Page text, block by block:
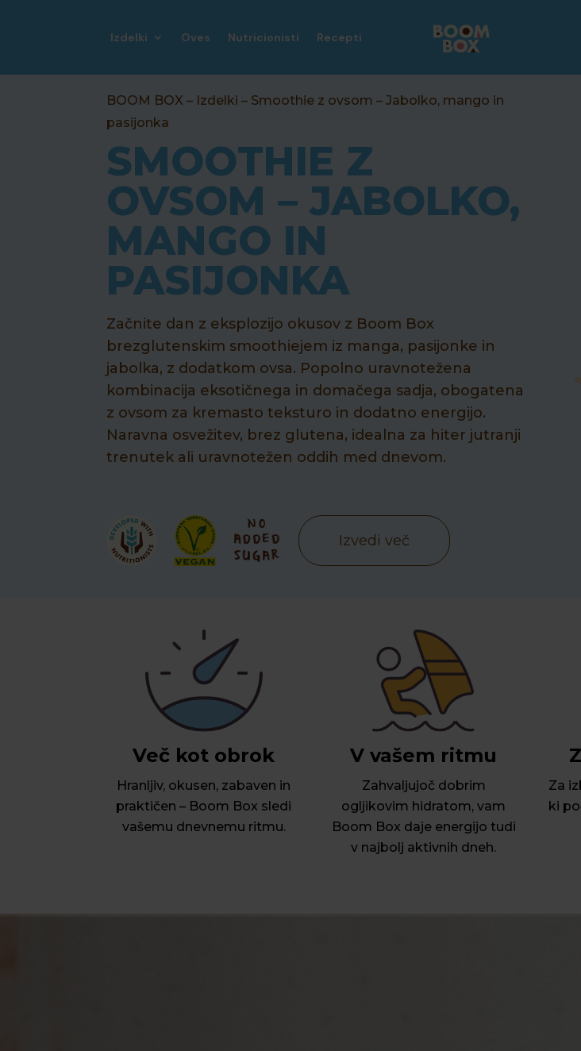
Izdelki Oves Nutricionisti Recepti
BOOM BOX – Izdelki – Smoothie z ovsom – Jabolko, mango in
pasijonka
SMOOTHIE Z
OVSOM – JABOLKO,
MANGO IN
PASIJONKA
Začnite dan z eksplozijo okusov z Boom Box
brezglutenskim smoothiejem iz manga, pasijonke in
jabolka, z dodatkom ovsa. Popolno uravnotežena
kombinacija eksotičnega in domačega sadja, obogatena
z ovsom za kremasto teksturo in dodatno energijo.
Naravna osvežitev, brez glutena, idealna za hiter jutranji
trenutek ali uravnotežen oddih med dnevom.
Izvedi več
Več kot obrok
Hranljiv, okusen, zabaven in
praktičen – Boom Box sledi
vašemu dnevnemu ritmu.
V vašem ritmu
Zahvaljujoč dobrim
ogljikovim hidratom, vam
Boom Box daje energijo tudi
v najbolj aktivnih dneh.
Za
ki